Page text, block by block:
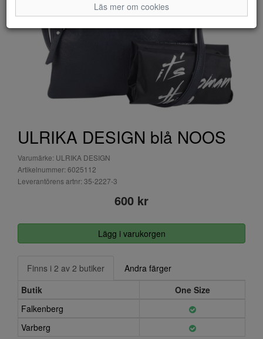
ULRIKA DESIGN blå NOOS
Varumärke: ULRIKA DESIGN
Artikelnummer: 6025112
Leverantörens artnr: 35-2227-3
600 kr
Lägg i varukorgen
Finns i 2 av 2 butiker
Andra färger
Butik
One Size
Falkenberg
Varberg
Läs mer om cookies